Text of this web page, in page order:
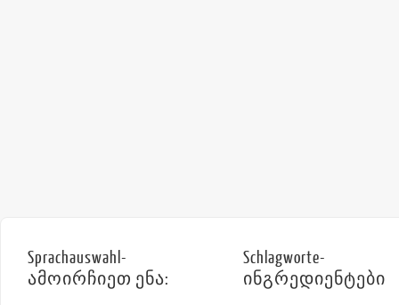
Sprachauswahl-
ამოირჩიეთ ენა:
Schlagworte-
ინგრედიენტები